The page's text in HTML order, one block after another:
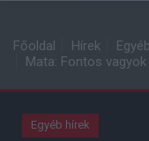
Főoldal Hírek
Mata: Fontos
Egyéb hírek